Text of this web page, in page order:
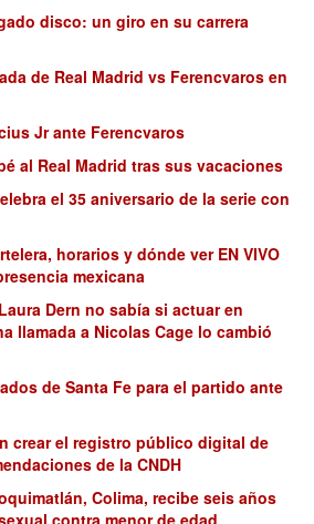
disco: un giro en su carrera
de Real Madrid vs Ferencvaros en
Jr ante Ferencvaros
al Real Madrid tras sus vacaciones
el 35 aniversario de la serie con
horarios y dónde ver EN VIVO
mexicana
Dern no sabía si actuar en
llamada a Nicolas Cage lo cambió
de Santa Fe para el partido ante
crear el registro público digital de
de la CNDH
Colima, recibe seis años
contra menor de edad